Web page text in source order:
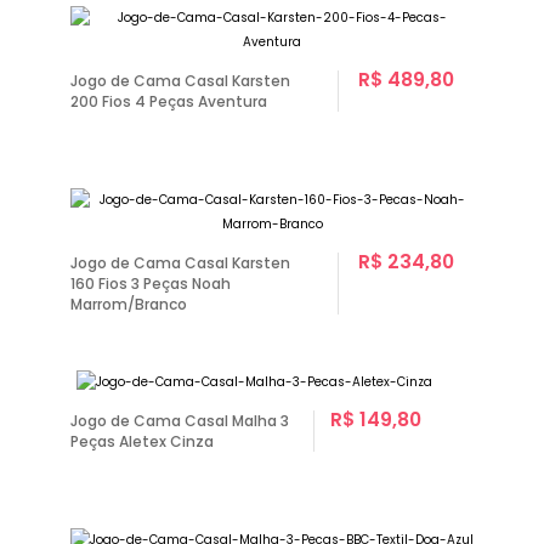
Jogo de Cama Casal Karsten
200 Fios 4 Peças Aventura
R$ 489,80
Jogo de Cama Casal Karsten
160 Fios 3 Peças Noah
Marrom/Branco
R$ 234,80
Jogo de Cama Casal Malha 3
Peças Aletex Cinza
R$ 149,80